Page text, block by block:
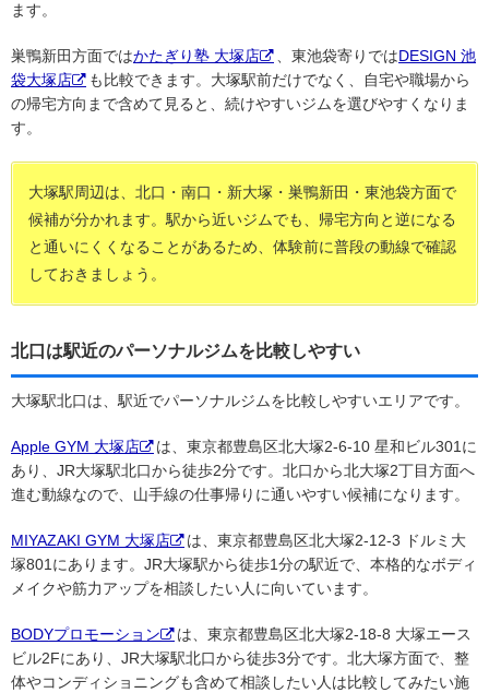
ます。
巣鴨新田方面ではかたぎり塾 大塚店 、東池袋寄りではDESIGN 池
袋大塚店
も比較できます。大塚駅前だけでなく、自宅や職場から
の帰宅方向まで含めて見ると、続けやすいジムを選びやすくなりま
す。
大塚駅周辺は、北口・南口・新大塚・巣鴨新田・東池袋方面で
候補が分かれます。駅から近いジムでも、帰宅方向と逆になる
と通いにくくなることがあるため、体験前に普段の動線で確認
しておきましょう。
北口は駅近のパーソナルジムを比較しやすい
大塚駅北口は、駅近でパーソナルジムを比較しやすいエリアです。
Apple GYM 大塚店
は、東京都豊島区北大塚2-6-10 星和ビル301に
あり、JR大塚駅北口から徒歩2分です。北口から北大塚2丁目方面へ
進む動線なので、山手線の仕事帰りに通いやすい候補になります。
MIYAZAKI GYM 大塚店
は、東京都豊島区北大塚2-12-3 ドルミ大
塚801にあります。JR大塚駅から徒歩1分の駅近で、本格的なボディ
メイクや筋力アップを相談したい人に向いています。
BODYプロモーション
は、東京都豊島区北大塚2-18-8 大塚エース
ビル2Fにあり、JR大塚駅北口から徒歩3分です。北大塚方面で、整
体やコンディショニングも含めて相談したい人は比較してみたい施